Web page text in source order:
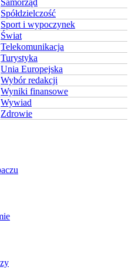
Samorząd
Spółdzielczość
Sport i wypoczynek
Świat
Telekomunikacja
Turystyka
Unia Europejska
Wybór redakcji
Wyniki finansowe
Wywiad
Zdrowie